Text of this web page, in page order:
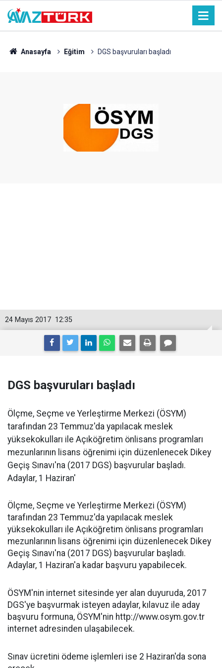
Anasayfa Eğitim DGS başvuruları başladı
12:35
24 Mayıs 2017
DGS başvuruları başladı
Ölçme, Seçme ve Yerleştirme Merkezi (ÖSYM)
tarafından 23 Temmuz'da yapılacak meslek
yüksekokulları ile Açıköğretim önlisans programları
mezunlarının lisans öğrenimi için düzenlenecek Dikey
Geçiş Sınavı'na (2017 DGS) başvurular başladı.
Adaylar, 1 Haziran'
Ölçme, Seçme ve Yerleştirme Merkezi (ÖSYM)
tarafından 23 Temmuz'da yapılacak meslek
yüksekokulları ile Açıköğretim önlisans programları
mezunlarının lisans öğrenimi için düzenlenecek Dikey
Geçiş Sınavı'na (2017 DGS) başvurular başladı.
Adaylar, 1 Haziran'a kadar başvuru yapabilecek.
ÖSYM'nin internet sitesinde yer alan duyuruda, 2017
DGS'ye başvurmak isteyen adaylar, kılavuz ile aday
başvuru formuna, ÖSYM'nin http://www.osym.gov.tr
internet adresinden ulaşabilecek.
Sınav ücretini ödeme işlemleri ise 2 Haziran'da sona